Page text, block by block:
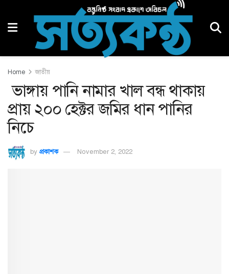
Home জাতীয়
ভাঙ্গায় পানি নামার খাল বন্ধ থাকায়
প্রায় ২০০ হেক্টর জমির ধান পানির
নিচে
by প্রকাশক November 2, 2022